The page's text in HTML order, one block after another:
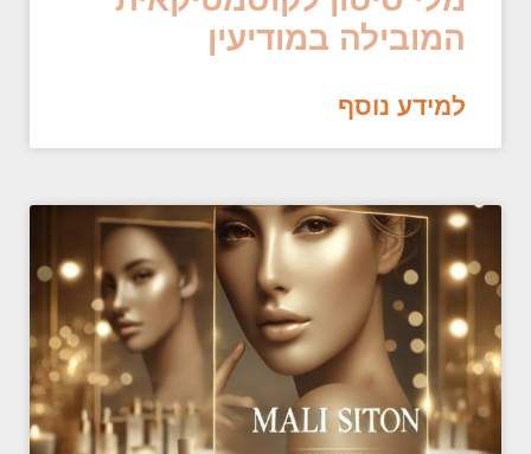
המובילה במודיעין
למידע נוסף